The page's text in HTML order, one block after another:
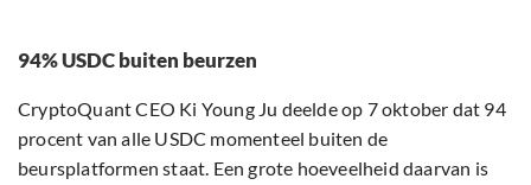
94% USDC buiten beurzen
CryptoQuant CEO Ki Young Ju deelde op 7 oktober dat 94
procent van alle USDC momenteel buiten de
beursplatformen staat. Een grote hoeveelheid daarvan is